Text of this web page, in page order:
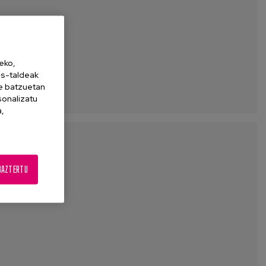
taldeak
batzuetan